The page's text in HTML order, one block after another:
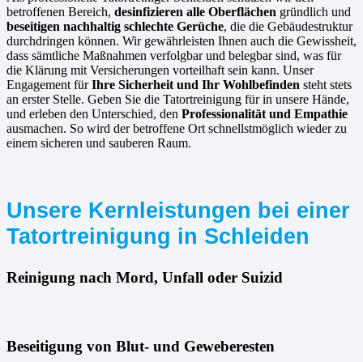
betroffenen Bereich, desinfizieren alle Oberflächen gründlich und
beseitigen nachhaltig schlechte Gerüche, die die Gebäudestruktur
durchdringen können. Wir gewährleisten Ihnen auch die Gewissheit,
dass sämtliche Maßnahmen verfolgbar und belegbar sind, was für
die Klärung mit Versicherungen vorteilhaft sein kann. Unser
Engagement fürIhre Sicherheit und Ihr Wohlbefinden steht stets
an erster Stelle. Geben Sie die Tatortreinigung für in unsere Hände,
und erleben den Unterschied, den Professionalität und Empathie
ausmachen. So wird der betroffene Ort schnellstmöglich wieder zu
einem sicheren und sauberen Raum.
Unsere Kernleistungen bei einer
Tatortreinigung in Schleiden
Reinigung nach Mord, Unfall oder Suizid
Beseitigung von Blut- und Geweberesten